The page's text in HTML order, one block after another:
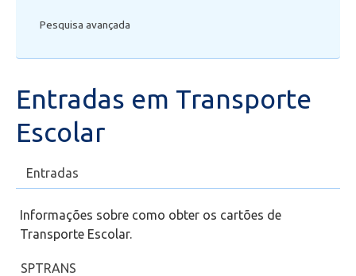
Secretaria de Administração Escolar - SAE
EAD
Pesquisa avançada
Entradas em Transporte
Escolar
Entradas
Informações sobre como obter os cartões de
Transporte Escolar.
SPTRANS